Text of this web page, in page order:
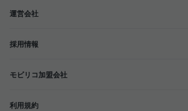
運営会社
採用情報
モビリコ加盟会社
利用規約